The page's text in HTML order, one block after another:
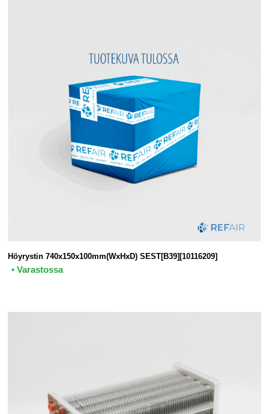
Höyrystin 740x150x100mm(WxHxD) SEST[B39][10116209]
• Varastossa